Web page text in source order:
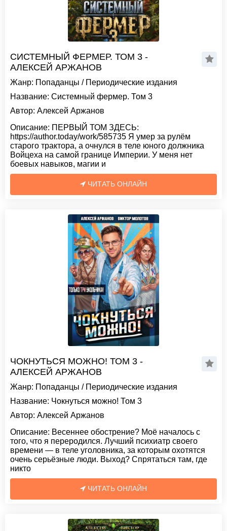
СИСТЕМНЫЙ ФЕРМЕР. ТОМ 3 -
АЛЕКСЕЙ АРЖАНОВ
Жанр: Попаданцы / Периодические издания
Название: Системный фермер. Том 3
Автор: Алексей Аржанов
Описание: ПЕРВЫЙ ТОМ ЗДЕСЬ:
https://author.today/work/585735 Я умер за рулём
старого трактора, а очнулся в теле юного должника
Войцеха на самой границе Империи. У меня нет
боевых навыков, магии и
ЧИТАТЬ ОНЛАЙН
ЧОКНУТЬСЯ МОЖНО! ТОМ 3 -
АЛЕКСЕЙ АРЖАНОВ
Жанр: Попаданцы / Периодические издания
Название: Чокнуться можно! Том 3
Автор: Алексей Аржанов
Описание: Весеннее обострение? Моё началось с
того, что я переродился. Лучший психиатр своего
времени — в теле уголовника, за которым охотятся
очень серьёзные люди. Выход? Спрятаться там, где
никто
ЧИТАТЬ ОНЛАЙН